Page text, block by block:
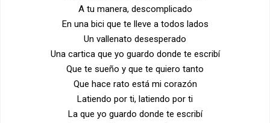
A tu manera, descomplicado
En una bici que te lleve a todos lados
Un vallenato desesperado
Una cartica que yo guardo donde te escribí
Que te sueño y que te quiero tanto
Que hace rato está mi corazón
Latiendo por ti, latiendo por ti
La que yo guardo donde te escribí